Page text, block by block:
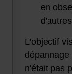
en
L'objectif
n'était pas